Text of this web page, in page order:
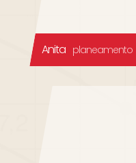
Anita planeamento